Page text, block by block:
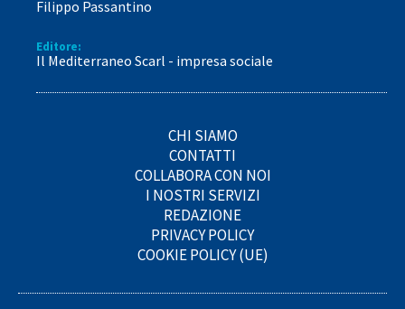
Filippo Passantino
Editore:
Il Mediterraneo Scarl - impresa sociale
CHI SIAMO
CONTATTI
COLLABORA CON NOI
I NOSTRI SERVIZI
REDAZIONE
PRIVACY POLICY
COOKIE POLICY (UE)